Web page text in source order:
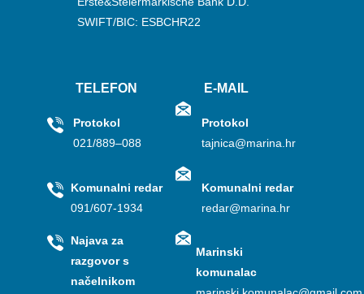
SWIFT/BIC: ESBCHR22
TELEFON
Protokol
021/889–088
Komunalni redar
091/607-1934
Najava za
razgovor s
načelnikom
E-MAIL
Protokol
tajnica@marina.hr
Komunalni redar
redar@marina.hr
Marinski
komunalac